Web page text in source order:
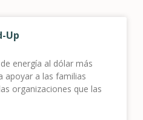
Up
energía al dólar más
apoyar a las familias
organizaciones que las